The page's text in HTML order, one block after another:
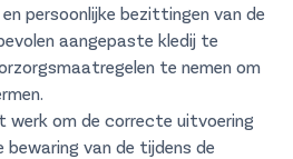
persoonlijke bezittingen van de
aangepaste kledij te
te nemen om
werk om de correcte uitvoering
van de tijdens de